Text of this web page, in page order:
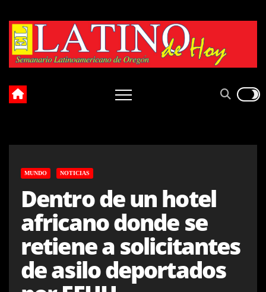
content
MUNDO NOTICIAS
Dentro de un hotel
africano donde se
retiene a solicitantes
de asilo deportados